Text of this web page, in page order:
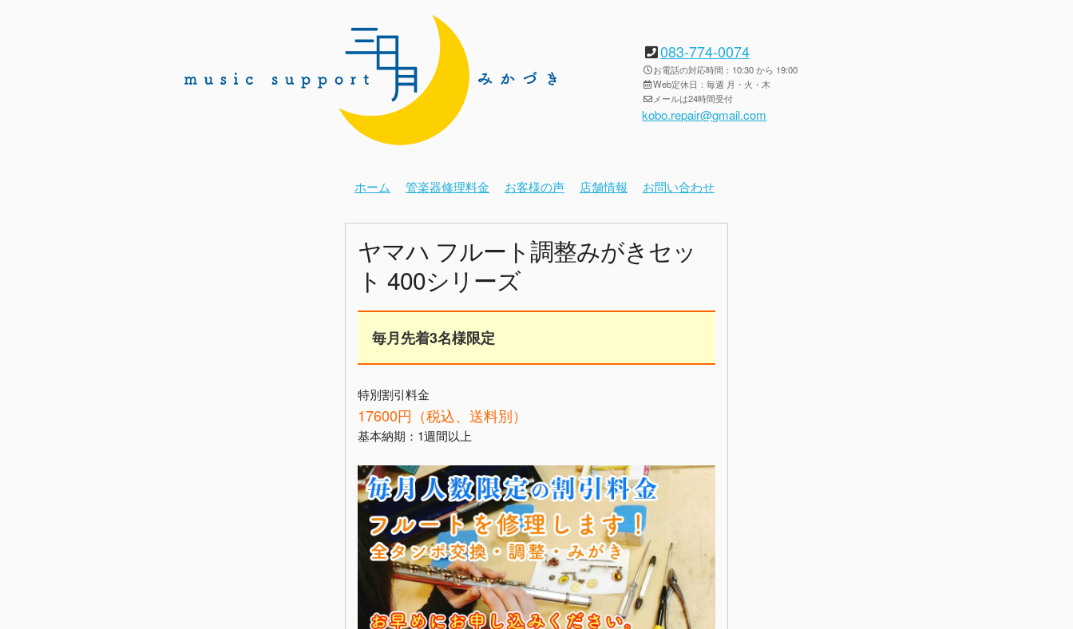
083-774-0074
お電話の対応時間：10:30 から 19:00
Web定休日：毎週 月・火・木
メールは24時間受付
kobo.repair@gmail.com
ホーム 管楽器修理料金 お客様の声 店舗情報 お問い合わせ
ヤマハ フルート調整みがきセッ
ト 400シリーズ
毎月先着3名様限定
特別割引料金
17600円（税込、送料別）
基本納期：1週間以上